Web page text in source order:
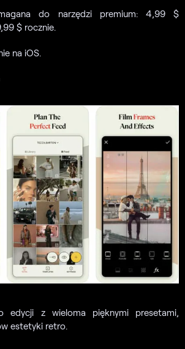
do narzędzi premium: 4,99 $
$ rocznie.
na iOS.
edycji z wieloma pięknymi presetami,
estetyki retro.